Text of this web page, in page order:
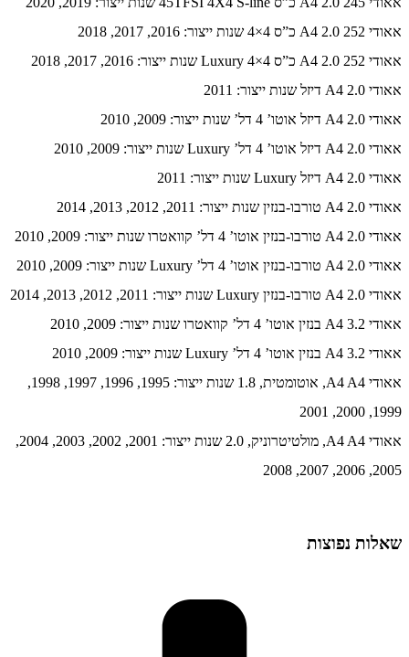
אאודי A4 2.0 252 כ”ס 4×4 שנות ייצור: 2016, 2017, 2018
אאודי A4 2.0 252 כ”ס Luxury 4×4 שנות ייצור: 2016, 2017, 2018
אאודי A4 2.0 דיזל שנות ייצור: 2011
אאודי A4 2.0 דיזל אוטו’ 4 דל’ שנות ייצור: 2009, 2010
אאודי A4 2.0 דיזל אוטו’ 4 דל’ Luxury שנות ייצור: 2009, 2010
אאודי A4 2.0 דיזל Luxury שנות ייצור: 2011
אאודי A4 2.0 טורבו-בנזין שנות ייצור: 2011, 2012, 2013, 2014
אאודי A4 2.0 טורבו-בנזין אוטו’ 4 דל’ קוואטרו שנות ייצור: 2009, 2010
אאודי A4 2.0 טורבו-בנזין אוטו’ 4 דל’ Luxury שנות ייצור: 2009, 2010
אאודי A4 2.0 טורבו-בנזין Luxury שנות ייצור: 2011, 2012, 2013, 2014
אאודי A4 3.2 בנזין אוטו’ 4 דל’ קוואטרו שנות ייצור: 2009, 2010
אאודי A4 3.2 בנזין אוטו’ 4 דל’ Luxury שנות ייצור: 2009, 2010
אאודי A4 A4, אוטומטית, 1.8 שנות ייצור: 1995, 1996, 1997, 1998,
1999, 2000, 2001
אאודי A4 A4, מולטיטרוניק, 2.0 שנות ייצור: 2001, 2002, 2003, 2004,
2005, 2006, 2007, 2008
שאלות נפוצות